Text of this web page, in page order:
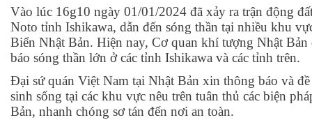
Vào lúc 16g10 ngày 01/01/2024 đã xảy ra trận động
Noto tỉnh Ishikawa, dẫn đến sóng thần tại nhiều khu
Biển Nhật Bản. Hiện nay, Cơ quan khí tượng Nhật Bản
báo sóng thần lớn ở các tỉnh Ishikawa và các tỉnh trên.
Đại sứ quán Việt Nam tại Nhật Bản xin thông báo và
sinh sống tại các khu vực nêu trên tuân thủ các biện
Bản, nhanh chóng sơ tán đến nơi an toàn.